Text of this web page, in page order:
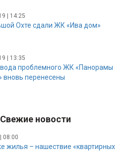
| 14:25
Охте сдали ЖК «Ива дом»
| 13:35
проблемного ЖК «Панорамы
вновь перенесены
Свежие новости
08:00
жилья – нашествие «квартирных